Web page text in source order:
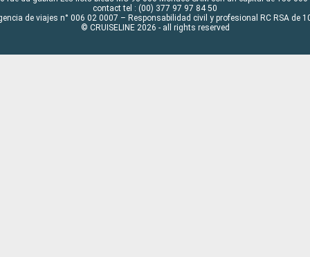
contact tel : (00) 377 97 97 84 50
de viajes n° 006 02 0007 – Responsabilidad civil y profesional RC RSA de
© CRUISELINE 2026 - all rights reserved